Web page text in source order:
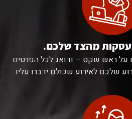
מהצד שלכם.
על ראש שקט – ודואג לכל הפרטים
שלכם לאירוע שכולם ידברו עליו.